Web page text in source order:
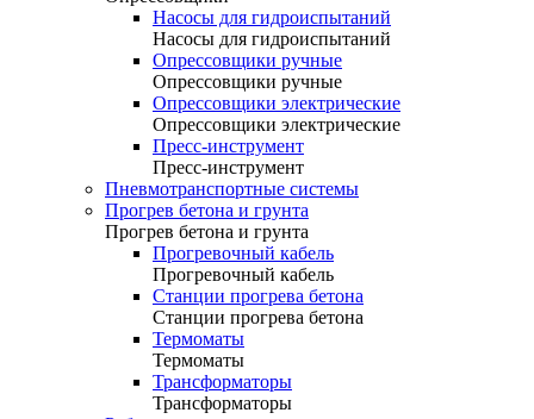
Насосы для гидроиспытаний
Насосы для гидроиспытаний
Опрессовщики ручные
Опрессовщики ручные
Опрессовщики электрические
Опрессовщики электрические
Пресс-инструмент
Пресс-инструмент
Пневмотранспортные системы
Прогрев бетона и грунта
Прогрев бетона и грунта
Прогревочный кабель
Прогревочный кабель
Станции прогрева бетона
Станции прогрева бетона
Термоматы
Термоматы
Трансформаторы
Трансформаторы